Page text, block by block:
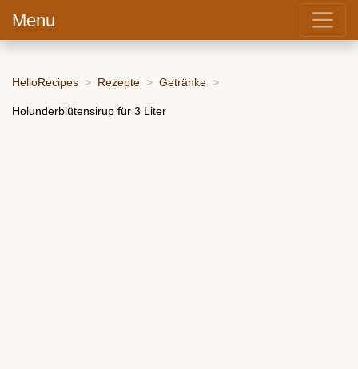
Menu
HelloRecipes Rezepte Getränke
Holunderblütensirup für 3 Liter